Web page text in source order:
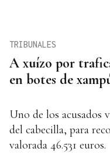
A xuízo por
en botes de
TRIBUNALES
Uno de los acusados
del cabecilla, para
valorada 46.531 euros.